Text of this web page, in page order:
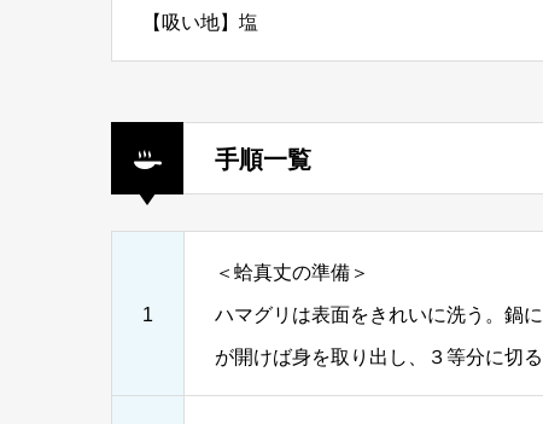
【吸い地】塩
手順一覧
1
＜蛤真丈の準備＞
ハマグリは表面をきれいに洗う。鍋
が開けば身を取り出し、３等分に切る